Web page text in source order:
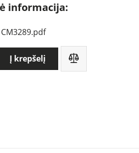
informacija:
Į krepšelį